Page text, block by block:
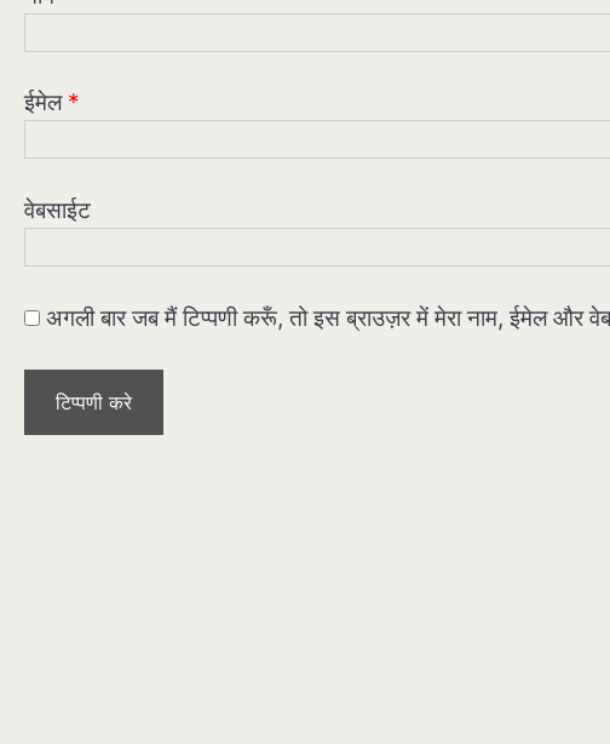
ईमेल *
वेबसाईट
अगली बार जब मैं टिप्पणी करूँ, तो इस ब्राउज़र में मेरा नाम, ईमेल और